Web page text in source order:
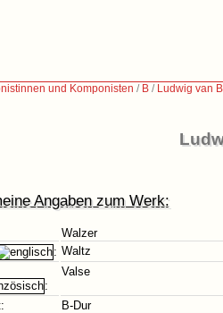
und Komponisten / B / Ludwig van
Angaben zum Werk:
Walzer
: Waltz
:
Valse
B-Dur